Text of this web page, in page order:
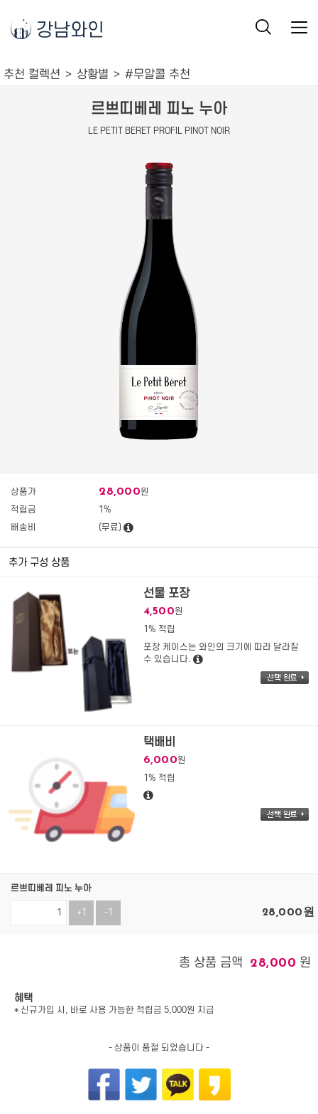
강남와인
추천 컬렉션 상황별 #무알콜 추천
르쁘띠베레 피노 누아
LE PETIT BERET PROFIL PINOT NOIR
상품가 28,000원
적립금
1%
배송비
(무료)
추가 구성 상품
선물 포장
4,500원
1% 적립
포장 케이스는 와인의 크기에 따라 달라질
수 있습니다.
택배비
6,000원
1% 적립
르쁘띠베레 피노 누아
+1 -1 28,000원
총 상품 금액 28,000 원
혜택
* 신규가입 시, 바로 사용 가능한 적립금 5,000원 지급
- 상품이 품절 되었습니다 -